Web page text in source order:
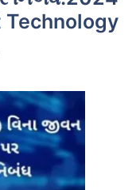
Technology